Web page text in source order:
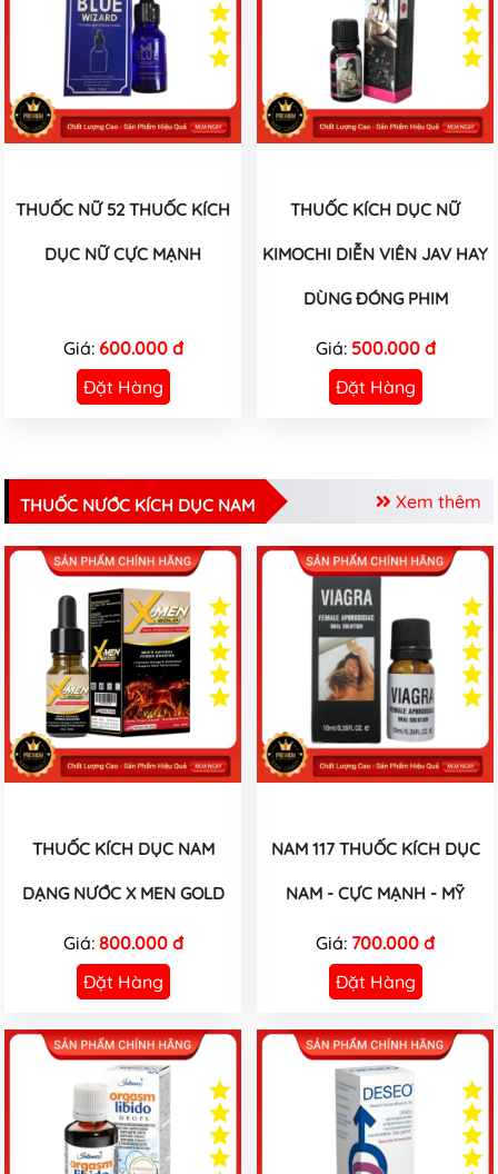
THUỐC NỮ 52 THUỐC KÍCH
DỤC NỮ CỰC MẠNH
Giá: 600.000 đ
Đặt Hàng
THUỐC KÍCH DỤC NỮ
KIMOCHI DIỄN VIÊN JAV HAY
DÙNG ĐÓNG PHIM
Giá: 500.000 đ
Đặt Hàng
Xem thêm
THUỐC NƯỚC KÍCH DỤC NAM
THUỐC KÍCH DỤC NAM
DẠNG NƯỚC X MEN GOLD
Giá: 800.000 đ
Đặt Hàng
NAM 117 THUỐC KÍCH DỤC
NAM - CỰC MẠNH - MỸ
Giá: 700.000 đ
Đặt Hàng